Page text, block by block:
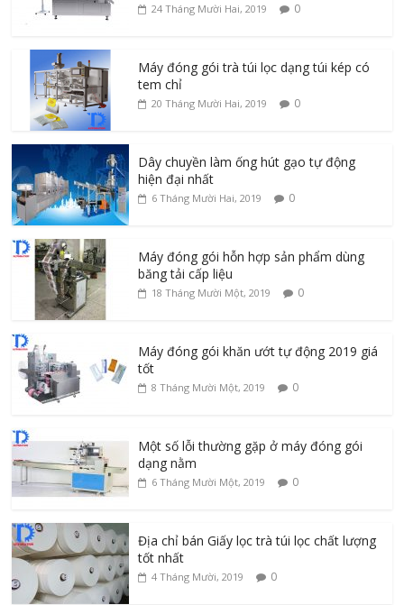
24 Tháng Mười Hai, 2019 0
Máy đóng gói trà túi lọc dạng túi kép có
tem chỉ
20 Tháng Mười Hai, 2019 0
Dây chuyền làm ống hút gạo tự động
hiện đại nhất
6 Tháng Mười Hai, 2019 0
Máy đóng gói hỗn hợp sản phẩm dùng
băng tải cấp liệu
18 Tháng Mười Một, 2019 0
Máy đóng gói khăn ướt tự động 2019 giá
tốt
8 Tháng Mười Một, 2019 0
Một số lỗi thường gặp ở máy đóng gói
dạng nằm
6 Tháng Mười Một, 2019 0
Địa chỉ bán Giấy lọc trà túi lọc chất lượng
tốt nhất
4 Tháng Mười, 2019 0